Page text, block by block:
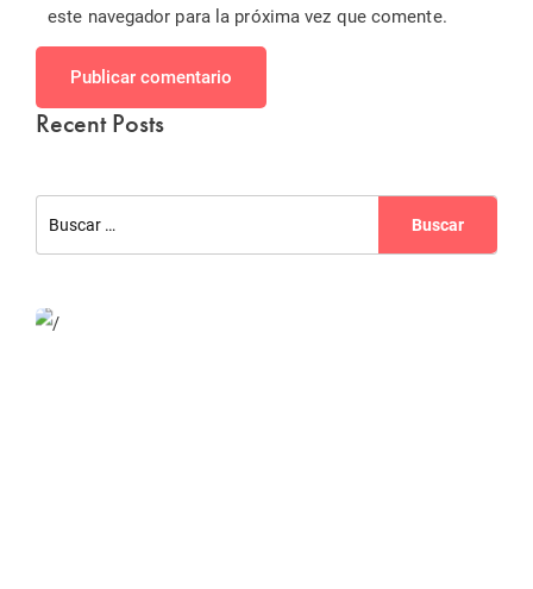
este navegador para la próxima vez que comente.
Publicar comentario
Recent Posts